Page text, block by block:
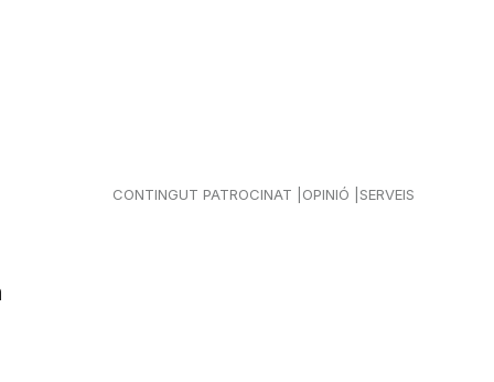
CONTINGUT PATROCINAT OPINIÓ SERVEIS